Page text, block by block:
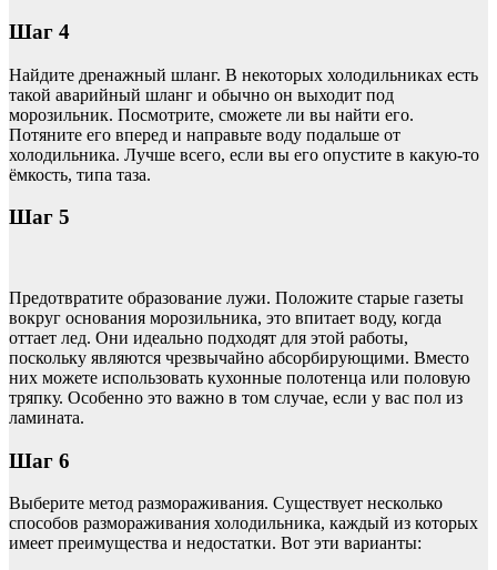
Шаг 4
Найдите дренажный шланг. В некоторых холодильниках есть
такой аварийный шланг и обычно он выходит под
морозильник. Посмотрите, сможете ли вы найти его.
Потяните его вперед и направьте воду подальше от
холодильника. Лучше всего, если вы его опустите в какую-то
ёмкость, типа таза.
Шаг 5
Предотвратите образование лужи. Положите старые газеты
вокруг основания морозильника, это впитает воду, когда
оттает лед. Они идеально подходят для этой работы,
поскольку являются чрезвычайно абсорбирующими. Вместо
них можете использовать кухонные полотенца или половую
тряпку. Особенно это важно в том случае, если у вас пол из
ламината.
Шаг 6
Выберите метод размораживания. Существует несколько
способов размораживания холодильника, каждый из которых
имеет преимущества и недостатки. Вот эти варианты: